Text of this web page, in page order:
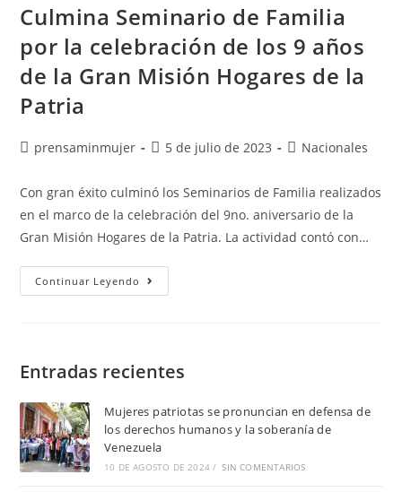
Culmina Seminario de Familia
por la celebración de los 9 años
de la Gran Misión Hogares de la
Patria
prensaminmujer 5 de julio de 2023 Nacionales
Con gran éxito culminó los Seminarios de Familia realizados
en el marco de la celebración del 9no. aniversario de la
Gran Misión Hogares de la Patria. La actividad contó con…
Continuar Leyendo
Entradas recientes
Mujeres patriotas se pronuncian en defensa de
los derechos humanos y la soberanía de
Venezuela
10 DE AGOSTO DE 2024 / SIN COMENTARIOS